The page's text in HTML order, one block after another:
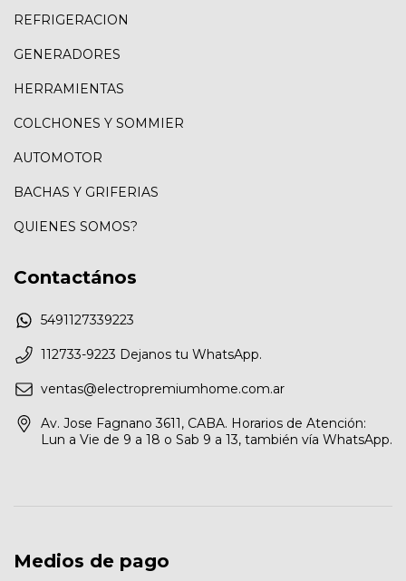
REFRIGERACION
GENERADORES
HERRAMIENTAS
COLCHONES Y SOMMIER
AUTOMOTOR
BACHAS Y GRIFERIAS
QUIENES SOMOS?
Contactános
5491127339223
112733-9223 Dejanos tu WhatsApp.
ventas@electropremiumhome.com.ar
Av. Jose Fagnano 3611, CABA. Horarios de Atención:
Lun a Vie de 9 a 18 o Sab 9 a 13, también vía WhatsApp.
Medios de pago